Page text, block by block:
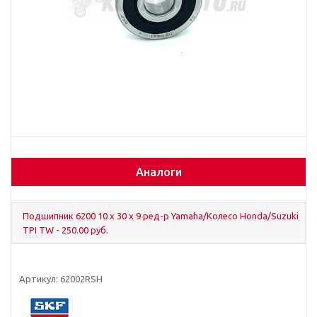
Аналоги
Подшипник 6200 10 х 30 х 9 ред-р Yamaha/Колесо Honda/Suzuki
TPI TW - 250.00 руб.
Артикул: 62002RSH